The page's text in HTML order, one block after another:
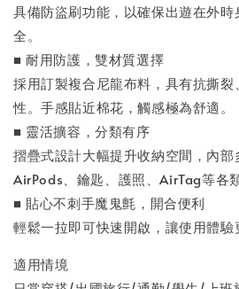
具備防盜刷功能，以確保出遊在外
全。
■ 耐用防護，雙材質選擇
採用訂製複合尼龍布料，具有抗撕
性。手感貼近棉花，觸感極為舒適。
■ 靈活擴容，分類有序
摺疊式設計大幅提升收納空間，內
AirPods、鑰匙、護照、AirTag等各類
■ 貼心不刺手魔鬼氈，開合便利
輕鬆一拉即可快速開啟，讓使用體驗
適用情境